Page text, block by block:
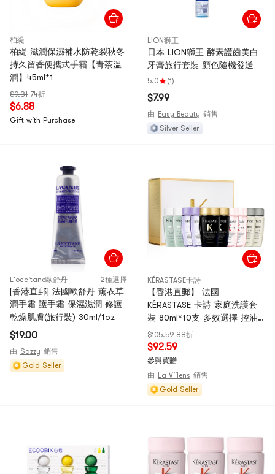
柏緹
柏緹 滋潤保濕補水防乾裂秋冬
持久留香便攜式手霜【青茶溫
潤】45ml*1
$9.31 74折
$6.88
Gift with Purchase
LION獅王
日本 LION獅王 酵素護齒美白
牙膏旅行套裝 顏色隨機發送
5.0 (1)
$7.99
由 Easy Beauty 銷售
Silver Seller
L'occitane歐舒丹 2種選擇
[香港直郵] 法國歐舒丹 薰衣草
潤手霜 護手霜 保濕滋潤 修護
乾燥肌膚(旅行裝) 30ml/1oz
$19.00
由 Sazzy 銷售
Gold Seller
KÉRASTASE卡詩
【香港直郵】 法國
KÉRASTASE 卡詩 家庭洗護套
裝 80ml*10支 多效選擇 控油
豐盈蓬鬆清潔 旅行便攜
$105.59 88折
$92.59
參與買贈
由 La Viilens 銷售
Gold Seller